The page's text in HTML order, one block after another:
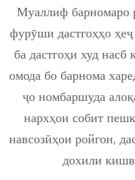
Муаллиф барномаро
фурӯши дастгоҳҳо
ба дастгоҳи худ насб
омода бо барнома
ҷо номбаршуда
нархҳои собит
навсозӣҳои ройгон,
дохили